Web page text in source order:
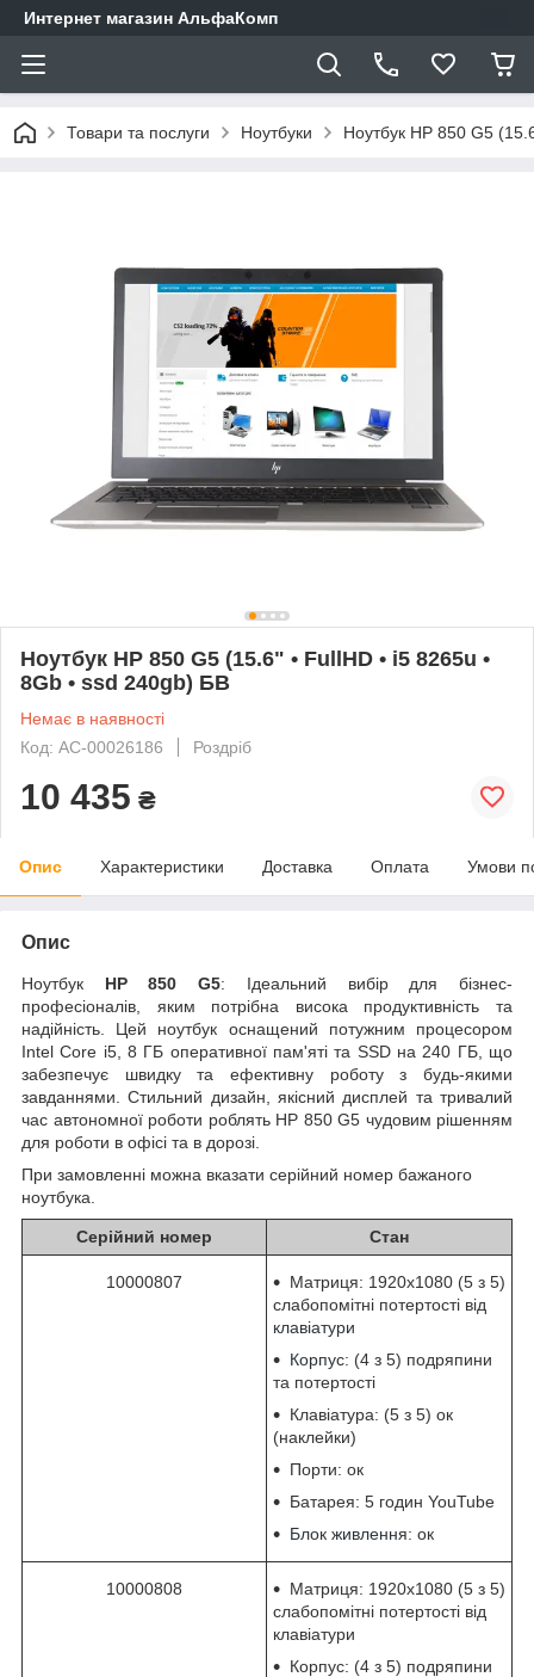
Интернет магазин АльфаКомп
Товари та послуги Ноутбуки Ноутбук HP 850 G5
Ноутбук HP 850 G5 (15.6" • FullHD • i5 8265u •
8Gb • ssd 240gb) БВ
Немає в наявності
Код: AC-00026186
Роздріб
10 435 ₴
Опис Характеристики Доставка Оплата Умови
Опис
Ноутбук HP 850 G5: Ідеальний вибір для бізнес-
професіоналів, яким потрібна висока продуктивність та
надійність. Цей ноутбук оснащений потужним процесором
Intel Core i5, 8 ГБ оперативної пам'яті та SSD на 240 ГБ, що
забезпечує швидку та ефективну роботу з будь-якими
завданнями. Стильний дизайн, якісний дисплей та тривалий
час автономної роботи роблять HP 850 G5 чудовим рішенням
для роботи в офісі та в дорозі.
При замовленні можна вказати серійний номер бажаного
ноутбука.
Серійний номер Стан
10000807
Матриця: 1920x1080 (5 з 5)
слабопомітні потертості від
клавіатури
Корпус: (4 з 5) подряпини
та потертості
Клавіатура: (5 з 5) ок
(наклейки)
Порти: ок
Батарея: 5 годин YouTube
Блок живлення: ок
10000808
Матриця: 1920x1080 (5 з 5)
слабопомітні потертості від
клавіатури
Корпус: (4 з 5) подряпини